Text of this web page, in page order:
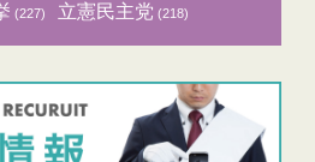
(227) 立憲民主党 (218)